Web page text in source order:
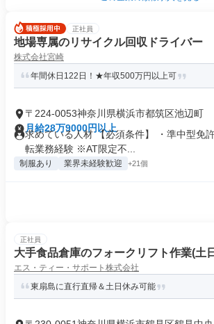
正社員
地場専属のリサイクル回収ドライバー
株式会社宮崎
年間休日122日！★年収500万円以上可
〒224-0053神奈川県横浜市都筑区池辺町
月給28万9000円以上
求めている人材 【必須条件】 ・準中型免
転業務経験 ※AT限定不...
制服あり 業界未経験歓迎 +21個
正社員
大手食品倉庫のフォークリフト作業(土
エス・ティー・サポート株式会社
東扇島に直行直帰＆土日休み可能